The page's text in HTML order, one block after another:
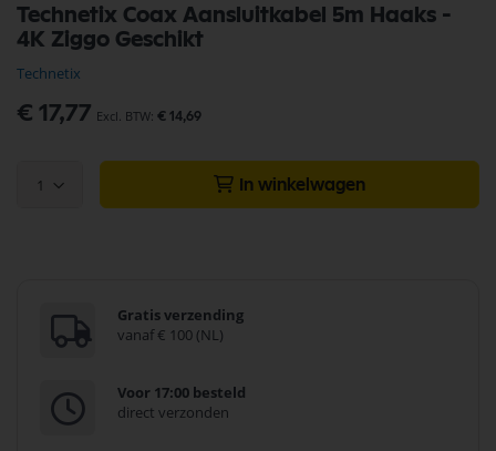
Technetix Coax Aansluitkabel 5m Haaks -
4K Ziggo Geschikt
Technetix
€ 17,77 € 14,69
1 In winkelwagen
Gratis verzending
vanaf € 100 (NL)
Voor 17:00 besteld
direct verzonden
naar
het
van
de
afbeeldingen-